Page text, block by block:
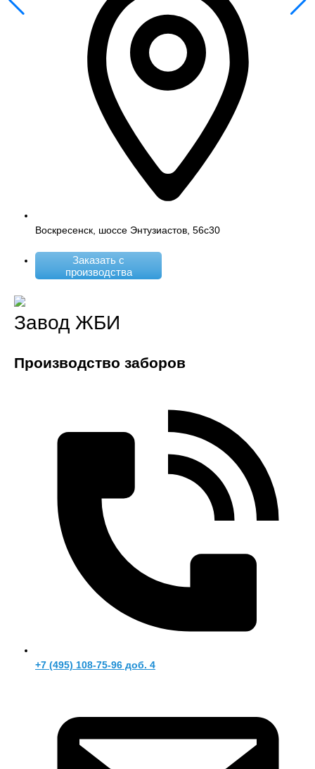
Воскресенск, шоссе Энтузиастов, 56с30
Заказать с
производства
Завод ЖБИ
Производство заборов
+7 (495) 108-75-96 доб. 4